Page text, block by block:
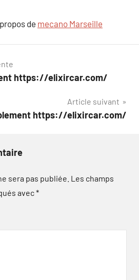
de mecano Marseille
https://elixircar.com/
Article suivant
https://elixircar.com/
sera pas publiée. Les champs
avec*